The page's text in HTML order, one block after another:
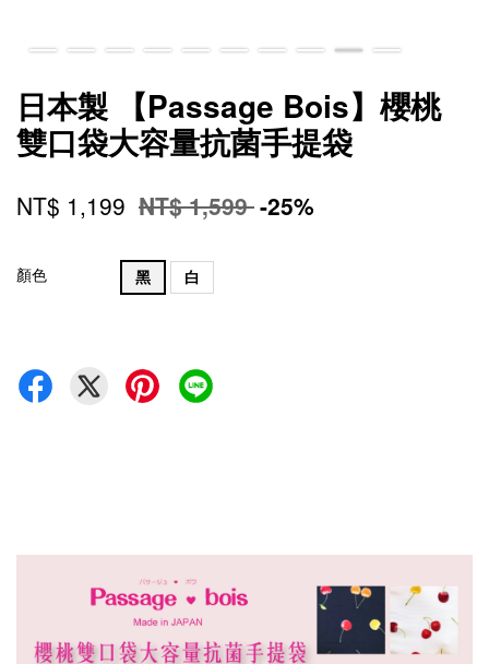
日本製 【Passage Bois】櫻桃
雙口袋大容量抗菌手提袋
NT$ 1,199 NT$ 1,599-25%
顏色 黑 白